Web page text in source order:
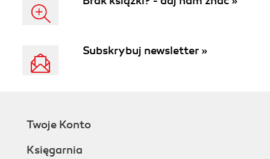
Subskrybuj newsletter »
Twoje Konto
Księgarnia